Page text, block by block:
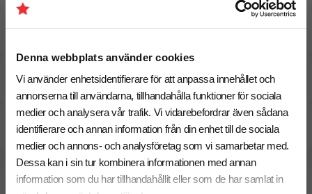
Denna webbplats använder cookies
Vi använder enhetsidentifierare för att anpassa innehållet och
annonserna till användarna, tillhandahålla funktioner för sociala
medier och analysera vår trafik. Vi vidarebefordrar även sådana
identifierare och annan information från din enhet till de sociala
medier och annons- och analysföretag som vi samarbetar med.
Dessa kan i sin tur kombinera informationen med annan
information som du har tillhandahållit eller som de har samlat in
Specifikationer
Pristabell
Dokument / Tryckmall
Beräknad leveranstid: 2 arbetsdagar